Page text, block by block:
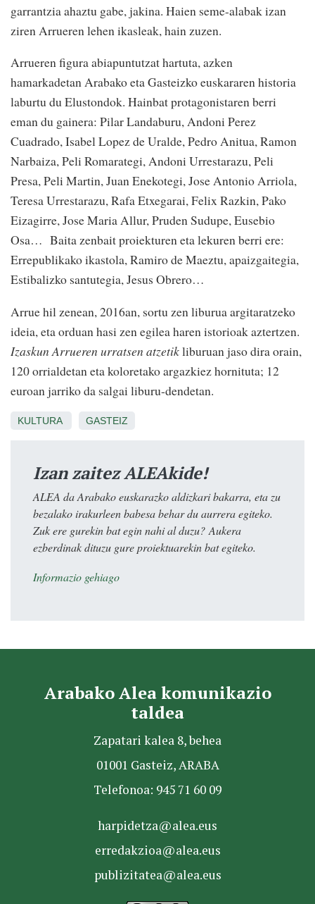
garrantzia ahaztu gabe, jakina. Haien seme-alabak izan
ziren Arrueren lehen ikasleak, hain zuzen.
Arrueren figura abiapuntutzat hartuta, azken
hamarkadetan Arabako eta Gasteizko euskararen historia
laburtu du Elustondok. Hainbat protagonistaren berri
eman du gainera: Pilar Landaburu, Andoni Perez
Cuadrado, Isabel Lopez de Uralde, Pedro Anitua, Ramon
Narbaiza, Peli Romarategi, Andoni Urrestarazu, Peli
Presa, Peli Martin, Juan Enekotegi, Jose Antonio Arriola,
Teresa Urrestarazu, Rafa Etxegarai, Felix Razkin, Pako
Eizagirre, Jose Maria Allur, Pruden Sudupe, Eusebio
Osa… Baita zenbait proiekturen eta lekuren berri ere:
Errepublikako ikastola, Ramiro de Maeztu, apaizgaitegia,
Estibalizko santutegia, Jesus Obrero…
Arrue hil zenean, 2016an, sortu zen liburua argitaratzeko
ideia, eta orduan hasi zen egilea haren istorioak aztertzen.
Izaskun Arrueren urratsen atzetikliburuan jaso dira orain,
120 orrialdetan eta koloretako argazkiez hornituta; 12
euroan jarriko da salgai liburu-dendetan.
KULTURA GASTEIZ
Izan zaitez ALEAkide!
ALEA da Arabako euskarazko aldizkari bakarra, eta zu
bezalako irakurleen babesa behar du aurrera egiteko.
Zuk ere gurekin bat egin nahi al duzu? Aukera
ezberdinak dituzu gure proiektuarekin bat egiteko.
Informazio gehiago
Arabako Alea komunikazio
taldea
Zapatari kalea 8, behea
01001 Gasteiz, ARABA
Telefonoa: 945 71 60 09
harpidetza@alea.eus
erredakzioa@alea.eus
publizitatea@alea.eus